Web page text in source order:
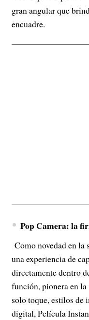
gran angular que
encuadre.
Pop Camera: la
Como novedad en la
una experiencia de
directamente dentro
función, pionera en
solo toque, estilos de
digital, Película